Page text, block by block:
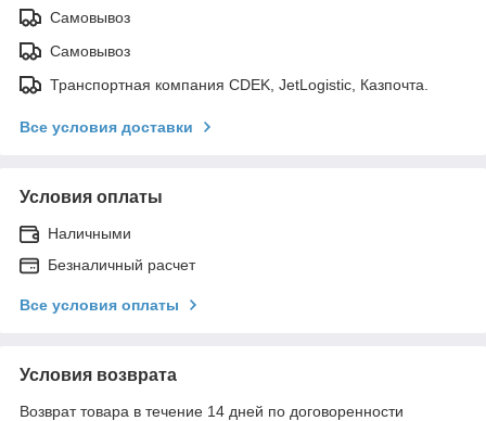
Самовывоз
Самовывоз
Транспортная компания CDEK, JetLogistic, Казпочта.
Все условия доставки
Условия оплаты
Наличными
Безналичный расчет
Все условия оплаты
Условия возврата
Возврат товара в течение 14 дней по договоренности